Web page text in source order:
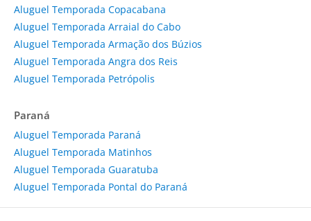
Aluguel Temporada Copacabana
Aluguel Temporada Arraial do Cabo
Aluguel Temporada Armação dos Búzios
Aluguel Temporada Angra dos Reis
Aluguel Temporada Petrópolis
Paraná
Aluguel Temporada Paraná
Aluguel Temporada Matinhos
Aluguel Temporada Guaratuba
Aluguel Temporada Pontal do Paraná